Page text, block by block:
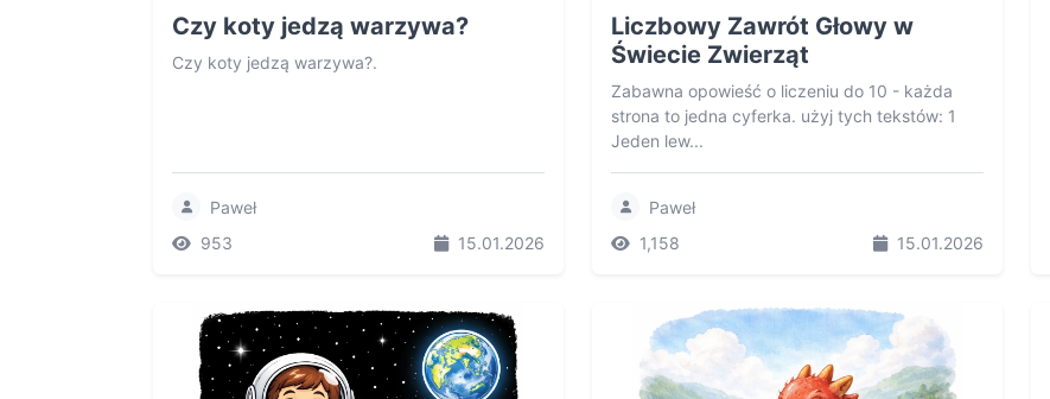
Czy koty jedzą warzywa?
Czy koty jedzą warzywa?.
Paweł
953
15.01.2026
Liczbowy Zawrót Głowy w
Świecie Zwierząt
Zabawna opowieść o liczeniu do 10 - każda
strona to jedna cyferka. użyj tych tekstów: 1
Jeden lew...
Paweł
1,158
15.01.2026